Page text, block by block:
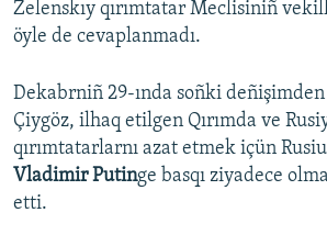
Zelenskıy qırımtatar Meclisiniñ
öyle de cevaplanmadı.
Dekabrniñ 29-ında soñki
Çiygöz, ilhaq etilgen Qırımda ve
qırımtatarlarnı azat etmek içün
Vladimir Putinge basqı ziyadece
etti.